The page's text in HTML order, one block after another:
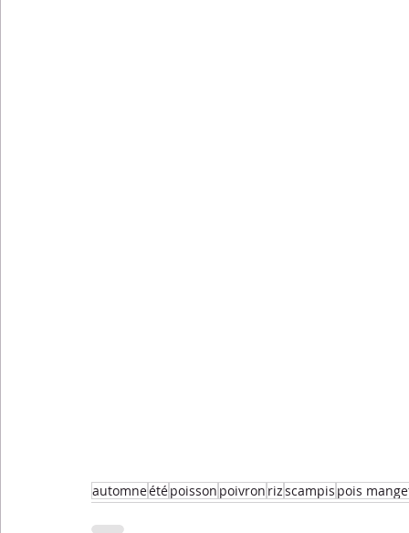
automneétépoisson poivron rizscampis pois